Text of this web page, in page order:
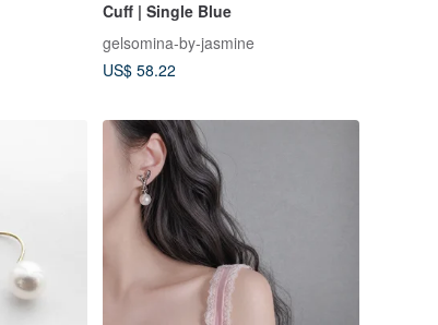
Cuff | Single Blue
gelsomina-by-jasmine
US$ 58.22